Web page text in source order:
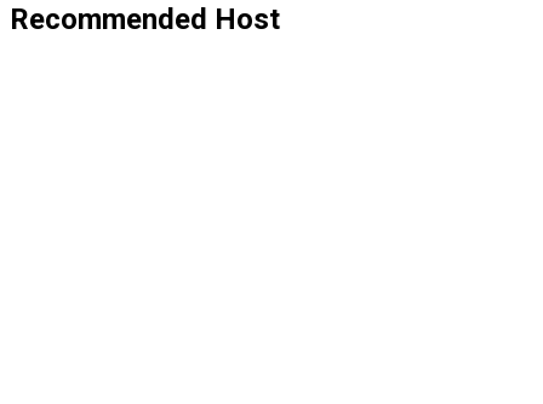
Recommended Host